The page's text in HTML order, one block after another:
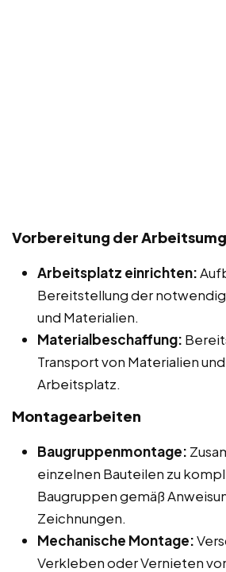
Vorbereitung der
Arbeitsplatz einrichten:
Bereitstellung der
und Materialien.
Materialbeschaffung:
Transport von Materialien
Arbeitsplatz.
Montagearbeiten
Baugruppenmontage:
einzelnen Bauteilen zu
Baugruppen gemäß
Zeichnungen.
Mechanische Montage:
Verkleben oder Vernieten